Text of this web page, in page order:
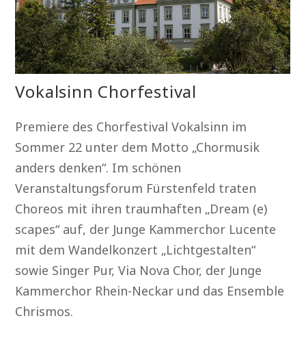
Vokalsinn Chorfestival
Premiere des Chorfestival Vokalsinn im
Sommer 22 unter dem Motto „Chormusik
anders denken“. Im schönen
Veranstaltungsforum Fürstenfeld traten
Choreos mit ihren traumhaften „Dream (e)
scapes“ auf, der Junge Kammerchor Lucente
mit dem Wandelkonzert „Lichtgestalten“
sowie Singer Pur, Via Nova Chor, der Junge
Kammerchor Rhein-Neckar und das Ensemble
Chrismos.